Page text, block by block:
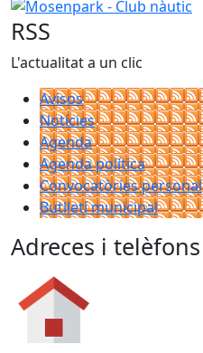
RSS
L'actualitat a un clic
Avisos
Notícies
Agenda
Agenda política
Convocatòries personal
Butlletí municipal
Adreces i telèfons